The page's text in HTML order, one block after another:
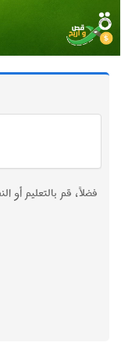
فضلاً، قم بالتعليم أو